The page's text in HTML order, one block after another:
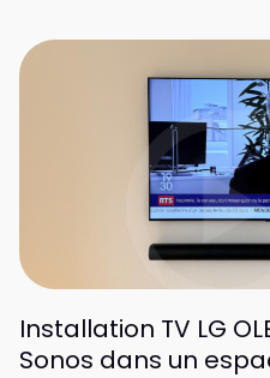
Installation TV LG
Sonos dans un